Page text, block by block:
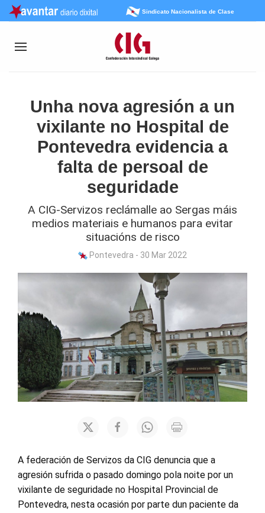
Sindicato Nacionalista de Clase
Unha nova agresión a un
vixilante no Hospital de
Pontevedra evidencia a
falta de persoal de
seguridade
A CIG-Servizos reclámalle ao Sergas máis
medios materiais e humanos para evitar
situacións de risco
Pontevedra - 30 Mar 2022
A federación de Servizos da CIG denuncia que a
agresión sufrida o pasado domingo pola noite por un
vixilante de seguridade no Hospital Provincial de
Pontevedra, nesta ocasión por parte dun paciente da